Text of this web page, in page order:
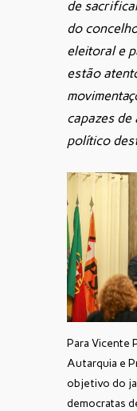
de
do
eleitoral e
estão
capazes
político
Para Vicente
Autarquia e
objetivo do
democratas